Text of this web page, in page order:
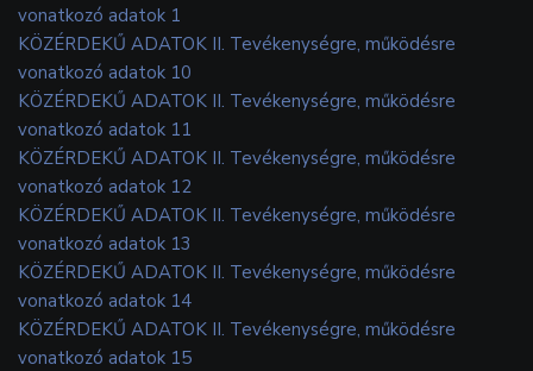
vonatkozó adatok 1
KÖZÉRDEKŰ ADATOK II. Tevékenységre, működésre
vonatkozó adatok 10
KÖZÉRDEKŰ ADATOK II. Tevékenységre, működésre
vonatkozó adatok 11
KÖZÉRDEKŰ ADATOK II. Tevékenységre, működésre
vonatkozó adatok 12
KÖZÉRDEKŰ ADATOK II. Tevékenységre, működésre
vonatkozó adatok 13
KÖZÉRDEKŰ ADATOK II. Tevékenységre, működésre
vonatkozó adatok 14
KÖZÉRDEKŰ ADATOK II. Tevékenységre, működésre
vonatkozó adatok 15